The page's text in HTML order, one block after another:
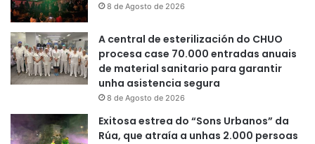
8 de Agosto de 2026
A central de esterilización do CHUO
procesa case 70.000 entradas anuais
de material sanitario para garantir
unha asistencia segura
8 de Agosto de 2026
Exitosa estrea do “Sons Urbanos” da
Rúa, que atraía a unhas 2.000 persoas